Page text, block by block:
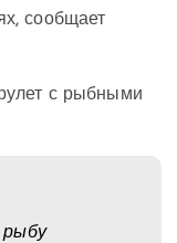
сообщает
с рыбными
рыбу